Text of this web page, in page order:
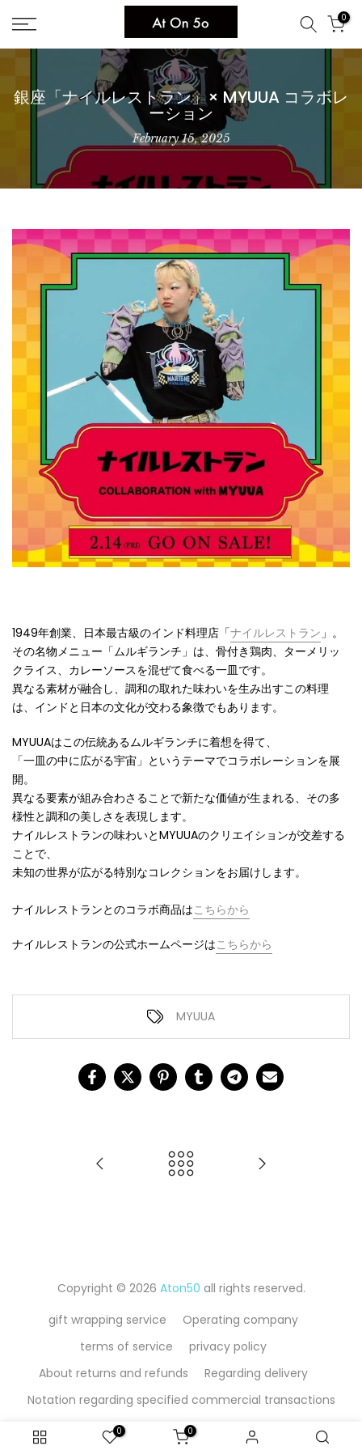
Skip
to
content
0
銀座「ナイルレストラン」× MYUUA コラボレ
ーション
February 15, 2025
1949年創業、日本最古級のインド料理店「ナイルレストラン」。
その名物メニュー「ムルギランチ」は、骨付き鶏肉、ターメリッ
クライス、カレーソースを混ぜて食べる一皿です。
異なる素材が融合し、調和の取れた味わいを生み出すこの料理
は、インドと日本の文化が交わる象徴でもあります。
MYUUAはこの伝統あるムルギランチに着想を得て、
「一皿の中に広がる宇宙」というテーマでコラボレーションを展
開。
異なる要素が組み合わさることで新たな価値が生まれる、その多
様性と調和の美しさを表現します。
ナイルレストランの味わいとMYUUAのクリエイションが交差する
ことで、
未知の世界が広がる特別なコレクションをお届けします。
ナイルレストランとのコラボ商品はこちらから
ナイルレストランの公式ホームページはこちらから
MYUUA
Copyright © 2026 Aton50 all rights reserved.
gift wrapping service
Operating company
terms of service
privacy policy
About returns and refunds
Regarding delivery
Notation regarding specified commercial transactions
0 0